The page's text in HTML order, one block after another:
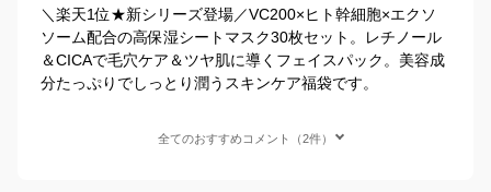
＼楽天1位★新シリーズ登場／VC200×ヒト幹細胞×エクソ
ソーム配合の高保湿シートマスク30枚セット。レチノール
＆CICAで毛穴ケア＆ツヤ肌に導くフェイスパック。美容成
分たっぷりでしっとり潤うスキンケア福袋です。
全てのおすすめコメント（2件）